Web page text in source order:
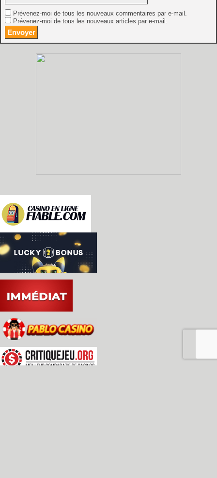
Prévenez-moi de tous les nouveaux commentaires par e-mail.
Prévenez-moi de tous les nouveaux articles par e-mail.